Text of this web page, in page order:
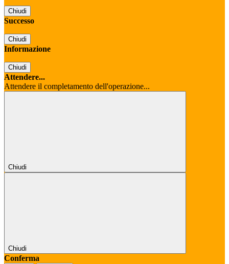
Chiudi
Successo
Chiudi
Informazione
Chiudi
Attendere...
Attendere il completamento dell'operazione...
Chiudi
Chiudi
Conferma